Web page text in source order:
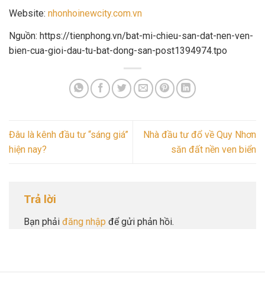
Website: nhonhoinewcity.com.vn
Nguồn: https://tienphong.vn/bat-mi-chieu-san-dat-nen-ven-
bien-cua-gioi-dau-tu-bat-dong-san-post1394974.tpo
Đâu là kênh đầu tư “sáng giá”
hiện nay?
Nhà đầu tư đổ về Quy Nhơn
săn đất nền ven biển
Trả lời
Bạn phải đăng nhập để gửi phản hồi.